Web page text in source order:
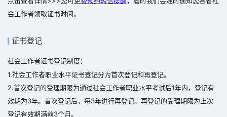
会工作者领取证书时间。
证书登记
社会工作者证书登记制度：
1.社会工作者职业水平证书登记分为首次登记和再登记。
2.首次登记的受理期限为通过社会工作者职业水平考试后1年内，登记有
效期为3年。首次登记后，每3年进行再登记。再登记的受理期限为上次
登记有效期满前3个月。